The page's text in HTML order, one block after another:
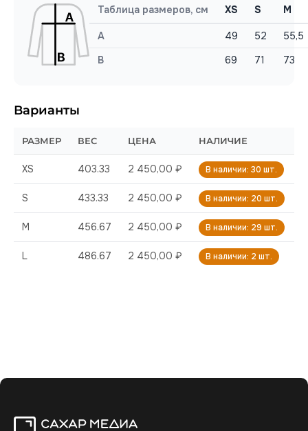
Таблица размеров, см XS S M
A 49 52
55,5
B
69 71 73
Варианты
РАЗМЕР ВЕС ЦЕНА НАЛИЧИЕ
XS 403.33 2 450,00 ₽ В наличии: 30 шт.
S 433.33 2 450,00 ₽ В наличии: 20 шт.
M 456.67 2 450,00 ₽ В наличии: 29 шт.
L 486.67 2 450,00 ₽ В наличии: 2 шт.